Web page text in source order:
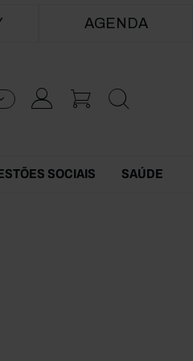
AGENDA
SOCIAIS SAÚDE